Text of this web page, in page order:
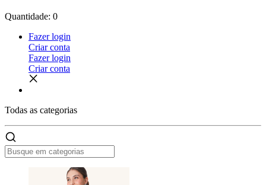
Quantidade: 0
Fazer login
Criar conta
Fazer login
Criar conta
Todas as categorias